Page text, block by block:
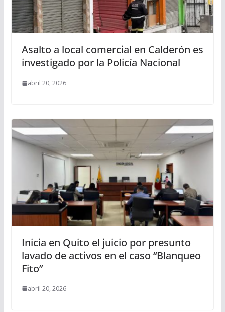
Asalto a local comercial en Calderón es
investigado por la Policía Nacional
abril 20, 2026
Inicia en Quito el juicio por presunto
lavado de activos en el caso “Blanqueo
Fito”
abril 20, 2026